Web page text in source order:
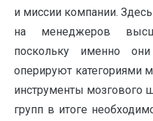
и миссии компании.
на менеджеров
поскольку именно
оперируют категориями
инструменты мозгового
групп в итоге